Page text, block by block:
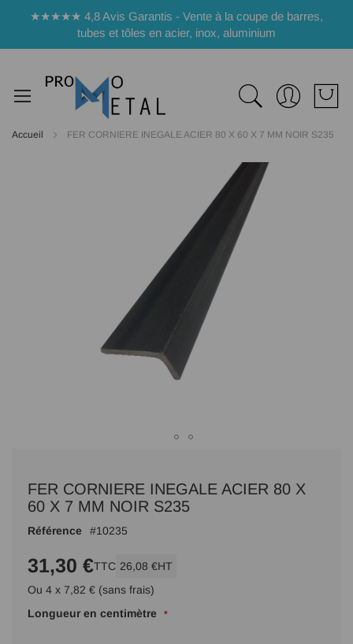
★★★★★ 4,8 Avis Garantis - Vente à la coupe de barres,
tubes et tôles en acier, inox, aluminium
Accueil FER CORNIERE INEGALE ACIER 80 X 60 X 7 MM NOIR S235
début
Galerie
FER CORNIERE INEGALE ACIER 80 X
60 X 7 MM NOIR S235
Référence 10235
31,30 €TTC 26,08 €HT
Ou 4 x 7,82 € (sans frais)
Longueur en centimètre